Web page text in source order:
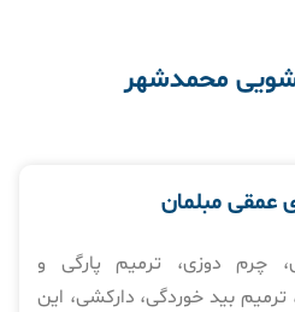
محمدشهر
مبلمان
چرم دوزی، ترمیم پارگی و
بید خوردگی، دارکشی، این